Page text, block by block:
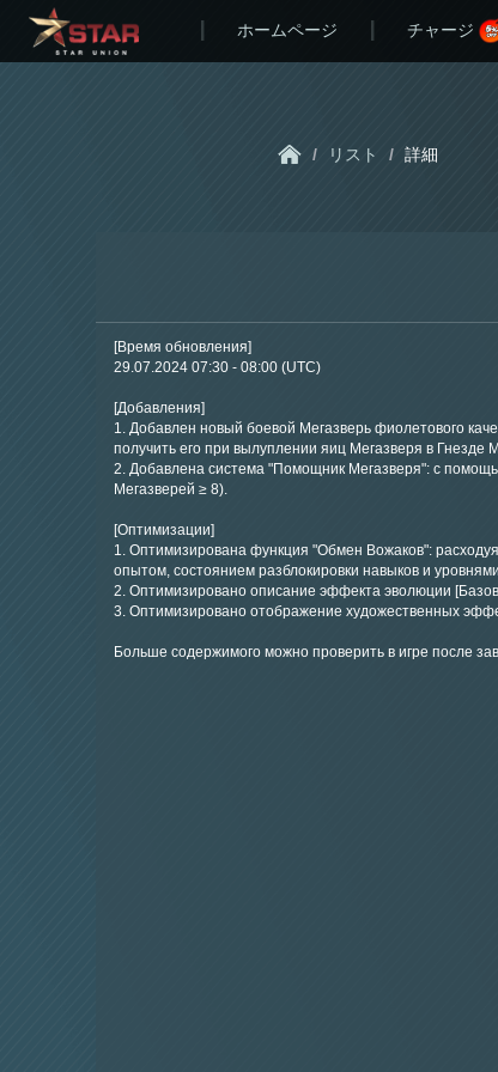
ホームページ チャージ
/ リスト / 詳細
[Время обновления]
29.07.2024 07:30 - 08:00 (UTC)
[Добавления]
1. Добавлен новый боевой Мегазверь фиолетового
получить его при вылуплении яиц Мегазверя в Гнезде
2. Добавлена система "Помощник Мегазверя": с
Мегазверей ≥ 8).
[Оптимизации]
1. Оптимизирована функция "Обмен Вожаков":
опытом, состоянием разблокировки навыков и
2. Оптимизировано описание эффекта эволюции
3. Оптимизировано отображение художественных
Больше содержимого можно проверить в игре после